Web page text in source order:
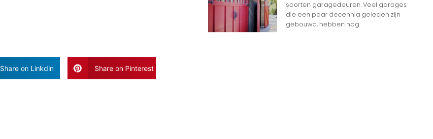
Ga Naar Boven
Share on Linkdin Share on Pinterest
soorten garagedeuren. Veel garages
die een paar decennia geleden zijn
gebouwd, hebben nog